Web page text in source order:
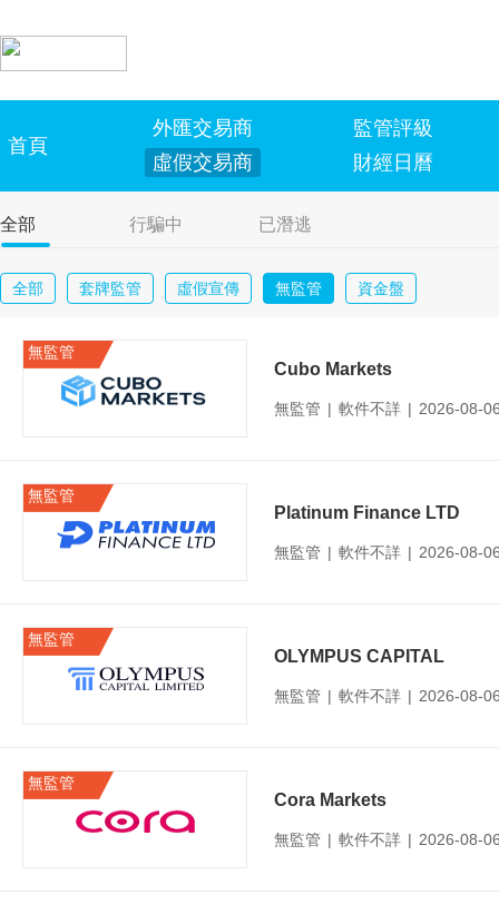
首頁
外匯交易商
虛假交易商
監管評級
財經日曆
全部 行騙中 已潛逃
全部 套牌監管 虛假宣傳 無監管 資金盤
無監管
Cubo Markets
無監管 | 軟件不詳 | 2026-08-
無監管
Platinum Finance LTD
無監管 | 軟件不詳 | 2026-08-
無監管
OLYMPUS CAPITAL
無監管 | 軟件不詳 | 2026-08-
無監管
Cora Markets
無監管 | 軟件不詳 | 2026-08-